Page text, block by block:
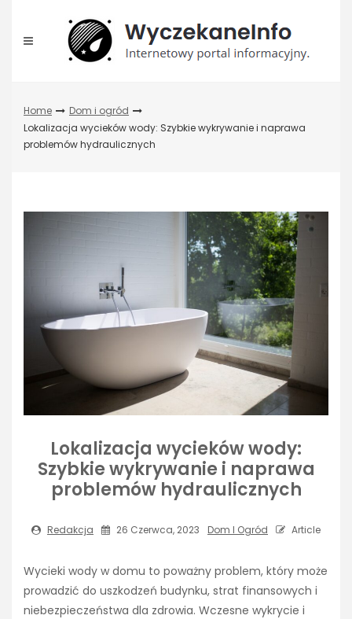
content
Home
Dom i ogród
Lokalizacja wycieków wody: Szybkie wykrywanie i naprawa
problemów hydraulicznych
Lokalizacja wycieków wody:
Szybkie wykrywanie i naprawa
problemów hydraulicznych
Redakcja 26 Czerwca, 2023 Dom I Ogród Article
Wycieki wody w domu to poważny problem, który może
prowadzić do uszkodzeń budynku, strat finansowych i
niebezpieczeństwa dla zdrowia. Wczesne wykrycie i